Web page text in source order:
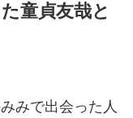
童貞友哉と
みで出会った人